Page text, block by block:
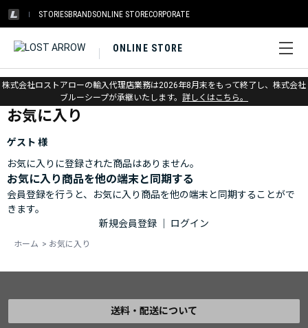
STORIESBRANDSONLINE STORECORPORATE
ONLINE STORE
株式会社ロストアローの輸入代理店業務は2026年8月末をもって終了し、株式会社
ブルーシープが承継いたします。 詳しくはこちら。
ホーム > お気に入り
お気に入り
ゲスト 様
お気に入りに登録された商品はありません。
お気に入り商品を他の端末と同期する
会員登録を行うと、お気に入り商品を他の端末と同期することがで
きます。
新規会員登録
ログイン
ホーム > お気に入り
送料・配送について